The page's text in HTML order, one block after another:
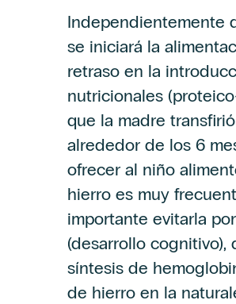
Independientemente
se iniciará la
retraso en la
nutricionales
que la madre
alrededor de los 6
ofrecer al niño
hierro es muy
importante evitarla
(desarrollo cognitivo),
síntesis de
de hierro en la